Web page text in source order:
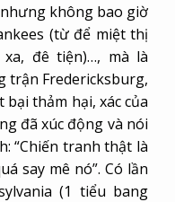
không bao giờ
(từ để miệt thị
đê tiện)…, mà là
trận Fredericksburg,
thảm hại, xác của
đã xúc động và nói
“Chiến tranh thật là
say mê nó”. Có lần
(1 tiểu bang